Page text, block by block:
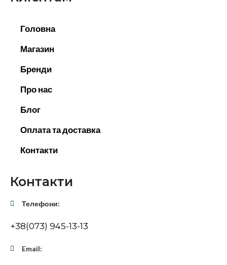
Головна
Магазин
Бренди
Про нас
Блог
Оплата та доставка
Контакти
Контакти
Телефони:
+38(073) 945-13-13
Email: